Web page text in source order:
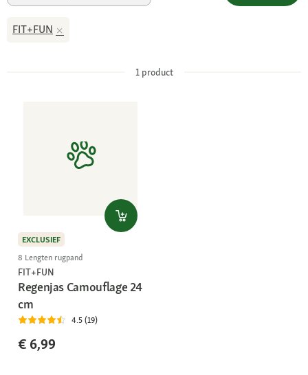
FIT+FUN
1product
EXCLUSIEF
8 Lengten rugpand
FIT+FUN
Regenjas Camouflage 24
cm
4.5 (19)
€ 6,99